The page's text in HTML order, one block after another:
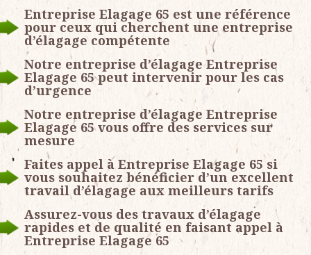
Entreprise Elagage 65 est une référence
pour ceux qui cherchent une entreprise
d’élagage compétente
Notre entreprise d’élagage Entreprise
Elagage 65 peut intervenir pour les cas
d’urgence
Notre entreprise d’élagage Entreprise
Elagage 65 vous offre des services sur
mesure
Faites appel à Entreprise Elagage 65 si
vous souhaitez bénéficier d’un excellent
travail d’élagage aux meilleurs tarifs
Assurez-vous des travaux d’élagage
rapides et de qualité en faisant appel à
Entreprise Elagage 65